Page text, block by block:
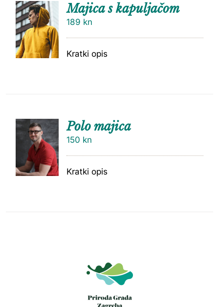
U
KOŠARI
Majica s kapuljačom
189 kn
Kratki opis
DODAJ
U
KOŠARI
Polo majica
150 kn
Kratki opis